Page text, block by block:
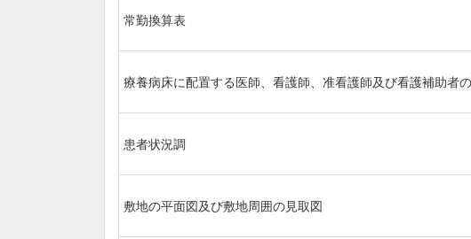
常勤換算表
療養病床に配置する医師、看護師、准看護師及び看護補助者
患者状況調
敷地の平面図及び敷地周囲の見取図